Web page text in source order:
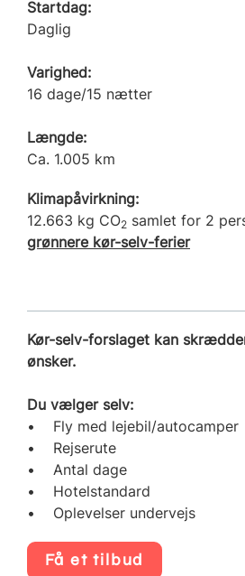
Startdag:
Daglig
Varighed:
16 dage/15 nætter
Længde:
Ca. 1.005 km
Klimapåvirkning:
12.663 kg CO2 samlet for 2
grønnere kør-selv-ferier
Kør-selv-forslaget kan
ønsker.
Du vælger selv:
• Fly med lejebil/autocamper
• Rejserute
• Antal dage
• Hotelstandard
• Oplevelser undervejs
Få et tilbud